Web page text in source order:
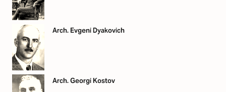
Arch. Evgeni Dyakovich
Arch. Georgi Kostov